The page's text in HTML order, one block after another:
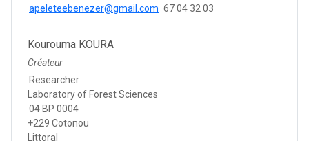
apeleteebenezer@gmail.com 67 04 32 03
Kourouma KOURA
Créateur
Researcher
Laboratory of Forest Sciences
04 BP 0004
+229 Cotonou
Littoral